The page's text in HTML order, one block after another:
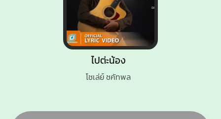
ไปต่ะน้อง
โชเล่ย์ ชคัทพล